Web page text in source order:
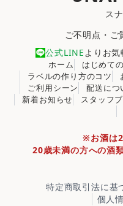
ス
ご不明点・ご
公式LINEよりお気
ホーム はじめて
ラベルの作り方のコツ
ご利用シーン
配送につ
新着お知らせ
スタッフ
※お酒は
20歳未満の方への酒
特定商取引法に基
個人